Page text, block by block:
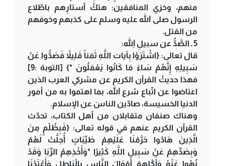
منهم، وخزي المنافقين: هتكُ أستارِهم باطّلاع
الرسول صلى الله عليه وسلم على كذبهم وخوفهم
من القتل.
5 ـ الصَّدُّ عن سبيلِ اللهِ:
قال تعالى: {اشْتَرَوْا بِآيات اللَّهِ ثَمَناً قَلِيلاً فَصَدُّوا عَنْ
سَبِيلِهِ إِنَّهُمْ سَاءَ مَا كَانُوا يَعْمَلُونَ *} [التوبة :9]
فهذا حديثُ القرآن الكريم عن مشركي العرب الذين
اعتاضوا عن اتّباع شرع الله، بما اهتموا به من أمور
الدنيا الخسيسة، صادّين الناسَ عن الإسلام.
وهناك صنفان متقابلان من أهل الكتاب، تحدّث
القرآن الكريم عنهم في قوله تعالى: {فَبِظُلْمٍ مِنَ
الَّذِينَ هَادُوا حَرَّمْنَا عَلَيْهِمْ طَيِّبَاتٍ أُحِلَّتْ لَهُمْ
وَبِصَدِّهِمْ عَنْ سَبِيلِ اللَّهِ كَثِيرًا *وَأَخْذِهِمُ الرِّبَا وَقَدْ
نُهُوا عَنْهُ وَأَكْلِهِمْ أَمْوَالَ النَّاسِ بِالْبَاطِلِ وَأَعْتَدْنَا